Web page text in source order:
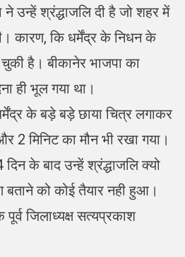
उन्हें श्रंद्धाजलि दी है जो शहर में
कारण, कि धर्मेंद्र के निधन के
है। बीकानेर भाजपा का
ही भूल गया था।
के बड़े बड़े छाया चित्र लगाकर
2 मिनिट का मौन भी रखा गया।
के बाद उन्हें श्रंद्धाजलि क्यो
बताने को कोई तैयार नही हुआ।
जिलाध्यक्ष सत्यप्रकाश